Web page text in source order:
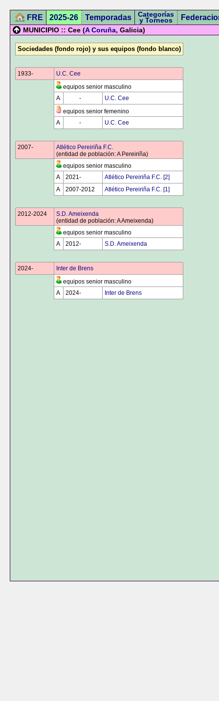
FRE 2025-26 Temporadas Categorías
y Torneos
MUNICIPIO :: Cee (A Coruña, Galicia)
Sociedades (fondo rojo) y sus equipos (fondo blanco)
1933-
U.C. Cee
equipos senior masculino
A
-
U.C. Cee
equipos senior femenino
A
- U.C. Cee
2007-
Atlético Pereiriña F.C.
(entidad de población: A Pereiriña)
equipos senior masculino
A
2021-
Atlético Pereiriña F.C. [2]
A
2007-2012 Atlético Pereiriña F.C. [1]
2012-2024
S.D. Ameixenda
(entidad de población: A Ameixenda)
equipos senior masculino
A
2012- S.D. Ameixenda
2024-
Inter de Brens
equipos senior masculino
A
2024- Inter de Brens